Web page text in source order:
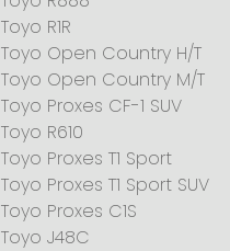
Toyo R1R
Toyo Open Country H/T
Toyo Open Country M/T
Toyo Proxes CF-1 SUV
Toyo R610
Toyo Proxes T1 Sport
Toyo Proxes T1 Sport SUV
Toyo Proxes C1S
Toyo J48C